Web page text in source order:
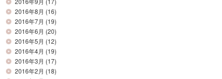
2016年8月 (16)
2016年7月 (19)
2016年6月 (20)
2016年5月 (12)
2016年4月 (19)
2016年3月 (17)
2016年2月 (18)